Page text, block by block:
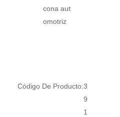
cona aut
omotriz
Código De Producto:3
9
1